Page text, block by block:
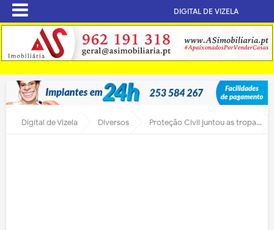
DIGITAL DE VIZELA
Digital de Vizela Diversos Proteção Civil juntou as tropas